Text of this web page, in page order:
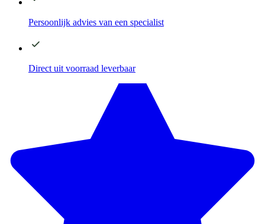
Persoonlijk advies van een specialist
Direct uit voorraad leverbaar